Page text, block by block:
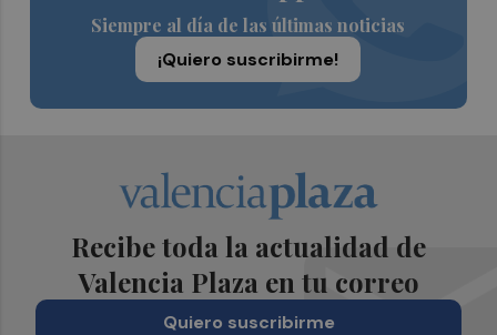
Siempre al día de las últimas noticias
¡Quiero suscribirme!
Recibe toda la actualidad de
Valencia Plaza en tu correo
Quiero suscribirme